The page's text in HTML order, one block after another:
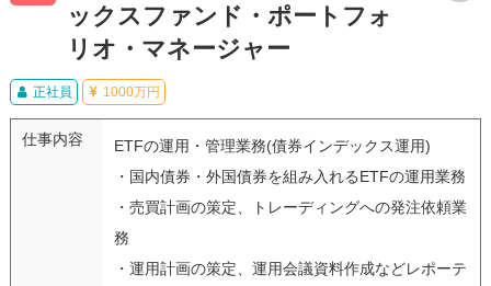
ックスファンド・ポートフォ
リオ・マネージャー
正社員 1000万円
仕事内容
ETFの運用・管理業務(債券インデックス運用)
・国内債券・外国債券を組み入れるETFの運用業務
・売買計画の策定、トレーディングへの発注依頼業
務
・運用計画の策定、運用会議資料作成などレポーテ